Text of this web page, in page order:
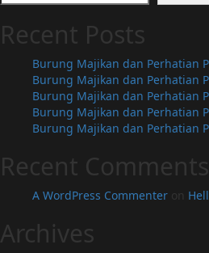
Kisah
Malam
Recent Posts
Burung Majikan dan Perhatian
Burung Majikan dan Perhatian
Burung Majikan dan Perhatian
Burung Majikan dan Perhatian
Burung Majikan dan Perhatian
Recent Comments
A WordPress Commenter on
Archives